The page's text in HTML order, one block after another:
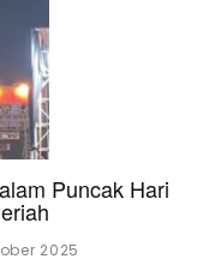
Puncak Hari
Meriah
2025